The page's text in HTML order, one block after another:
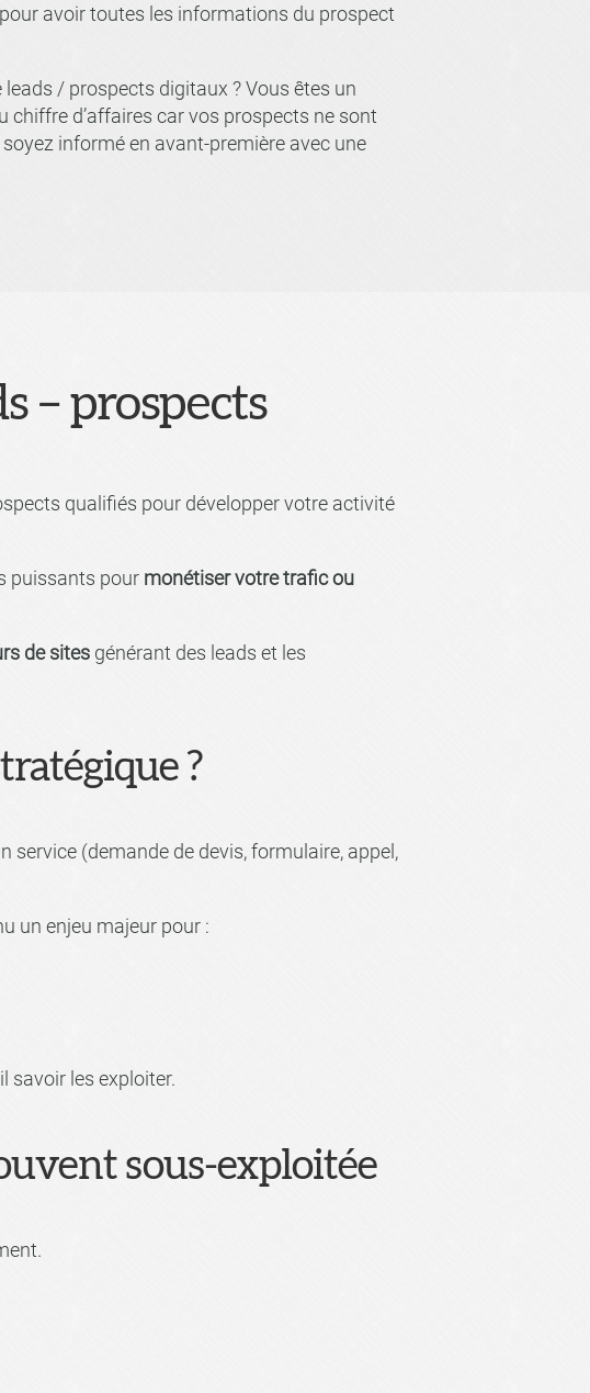
avoir toutes les informations du prospect
/ prospects digitaux ? Vous êtes un
chiffre d’affaires car vos prospects ne sont
informé en avant-première avec une
– prospects
qualifiés pour développer votre activité
puissants pour monétiser votre trafic ou
de sites générant des leads et les
?
(demande de devis, formulaire, appel,
un enjeu majeur pour :
savoir les exploiter.
sous-exploitée